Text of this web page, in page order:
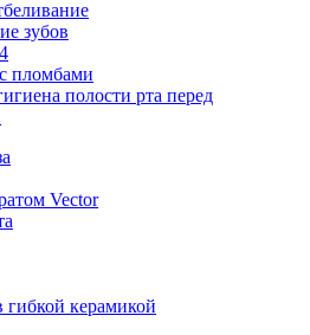
зубов
пломбами
полости рта перед
Vector
керамикой